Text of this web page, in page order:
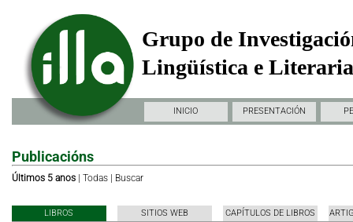
Grupo de
Lingüística e
INICIO PRESENTACIÓN
Publicacións
Últimos 5 anos| Todas| Buscar
LIBROS SITIOS WEB CAPÍTULOS DE LIBROS